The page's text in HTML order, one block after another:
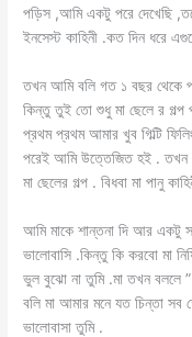
পড়িস ,আমি একটু পরে দেখেছি
ইনসেস্ট কাহিনী .কত দিন ধরে
তখন আমি বলি গত ১ বছর থেকে
কিন্তু তুই তো শুধু মা ছেলে র গল্প
প্রথম প্রথম আমার খুব গিল্টি
পরেই আমি উত্তেজিত হই . তখন
মা ছেলের গল্প . বিধবা মা পানু
আমি মাকে শান্তনা দি আর একটু
ভালোবাসি .কিন্তু কি করবো মা
ভুল বুঝো না তুমি .মা তখন বললে
বলি মা আমার মনে যত চিন্তা সব
ভালোবাসা তুমি .